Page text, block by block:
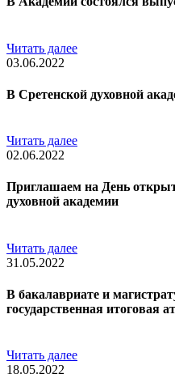
Читать далее
03.06.2022
В Сретенской духовной
Читать далее
02.06.2022
Приглашаем на День
духовной академии
Читать далее
31.05.2022
В бакалавриате и
государственная итоговая
Читать далее
18.05.2022